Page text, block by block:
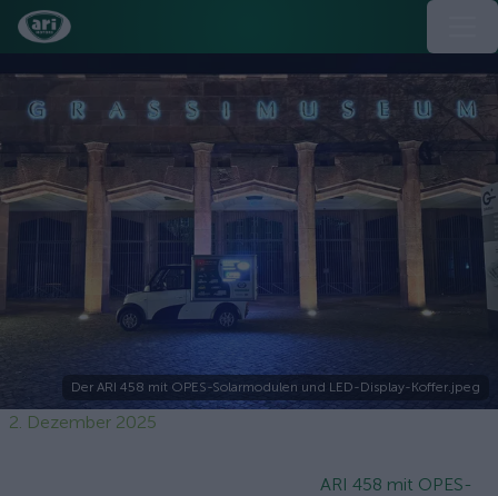
Der ARI 458 mit OPES-Solarmodulen und LED-Display-Koffer.jpeg
2. Dezember 2025
ARI 458 mit OPES-